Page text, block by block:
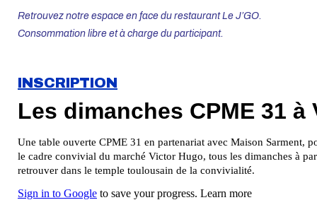
Retrouvez notre espace en face du restaurant Le J’GO.
Consommation libre et à charge du participant.
INSCRIPTION